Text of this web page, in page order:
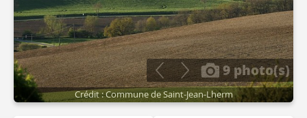
9 photo(s)
Crédit : Commune de Saint-Jean-Lherm